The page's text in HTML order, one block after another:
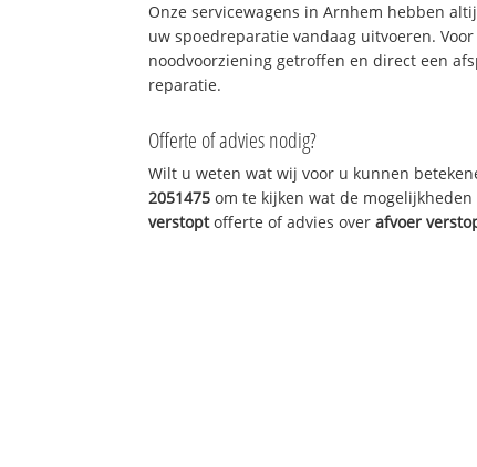
Onze servicewagens in Arnhem hebben
uw spoedreparatie vandaag uitvoeren.
noodvoorziening getroffen en direct een
reparatie.
Offerte of advies nodig?
Wilt u weten wat wij voor u kunnen
2051475 om te kijken wat de
verstoptofferte of advies overafvoer